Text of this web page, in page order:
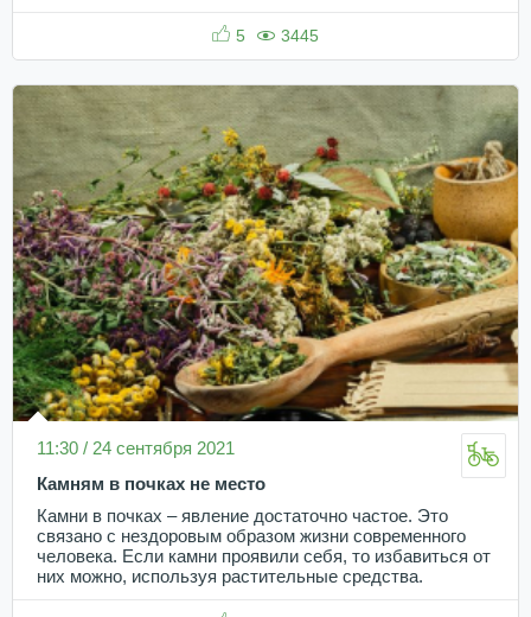
5 3445
11:30 / 24 сентября 2021
Камням в почках не место
Камни в почках – явление достаточно частое. Это
связано с нездоровым образом жизни современного
человека. Если камни проявили себя, то избавиться от
них можно, используя растительные средства.